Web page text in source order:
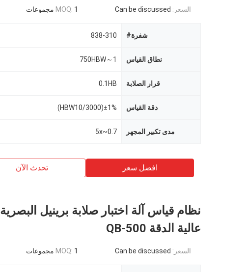
السعر: Can be discussed
MOQ: 1 مجموعات
شفرة# 838-310
نطاق القياس 1～750HBW
قرار الصلابة 0.1HB
دقة القياس ±1%(HBW10/3000)
مدى تكبير المجهر 0.7~5x
افضل سعر تحدث الآن
نظام قياس آلة اختبار صلابة برينيل البصرية
عالية الدقة QB-500
السعر: Can be discussed
MOQ: 1 مجموعات